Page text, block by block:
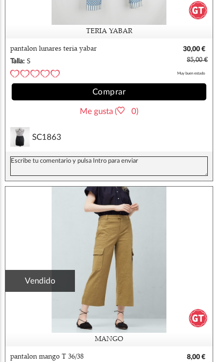
TERIA YABAR
pantalon lunares teria yabar
30,00 €
Talla: S 85,00 €
Muy buen estado
Comprar
Me gusta ( 0)
SC1863
Vendido
MANGO
pantalon mango T 36/38
8,00 €